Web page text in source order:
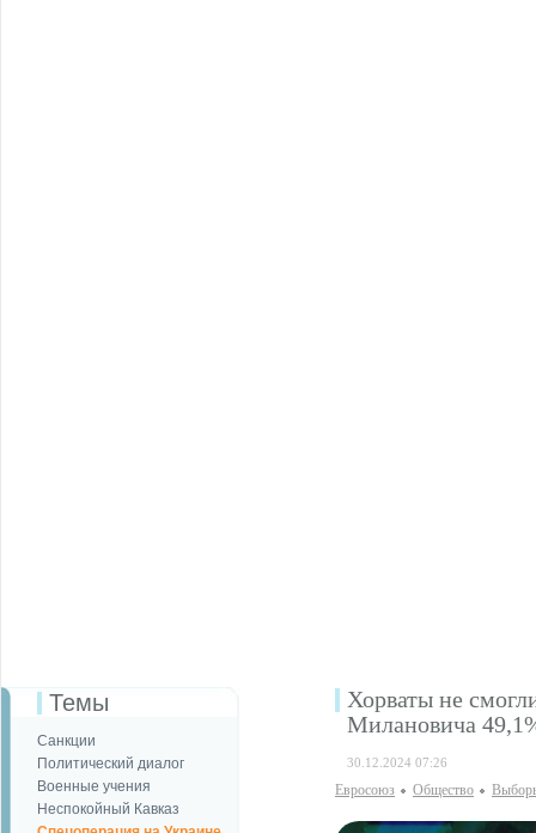
Темы
Санкции
Политический диалог
Военные учения
Неспокойный Кавказ
Хорваты не
Милановича
30.12.2024 07:26
Евросоюз Общество